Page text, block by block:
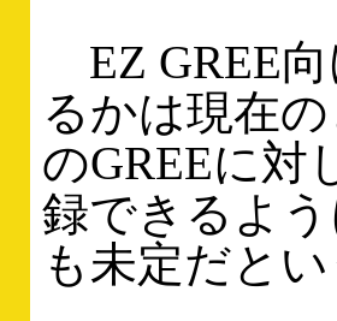
EZ GREE
るかは現在
のGREEに対
録できるよ
も未定だと